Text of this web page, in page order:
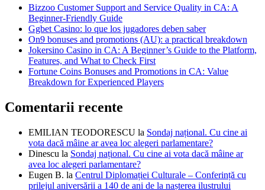
Bizzoo Customer Support and Service Quality in CA: A
Beginner-Friendly Guide
Ggbet Casino: lo que los jugadores deben saber
On9 bonuses and promotions (AU): a practical breakdown
Jokersino Casino in CA: A Beginner’s Guide to the Platform,
Features, and What to Check First
Fortune Coins Bonuses and Promotions in CA: Value
Breakdown for Experienced Players
Comentarii recente
EMILIAN TEODORESCU la Sondaj național. Cu cine ai
vota dacă mâine ar avea loc alegeri parlamentare?
Dinescu la Sondaj național. Cu cine ai vota dacă mâine ar
avea loc alegeri parlamentare?
Eugen B. la Centrul Diplomației Culturale – Conferință cu
prilejul aniversării a 140 de ani de la nașterea ilustrului